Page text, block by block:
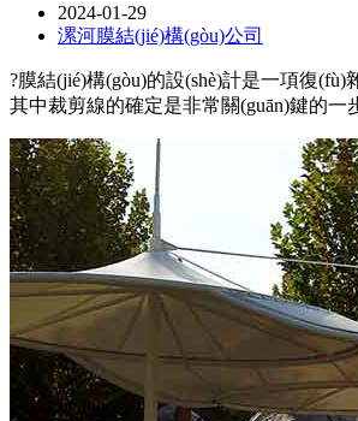
2024-01-29
漯河膜結(jié)構(gòu)公司
?膜結(jié)構(gòu)的設(shè)計是一項復(fù)
其中裁剪線的確定是非常關(guān)鍵
結(jié)構(gòu)的穩(wěn)定性和美觀性